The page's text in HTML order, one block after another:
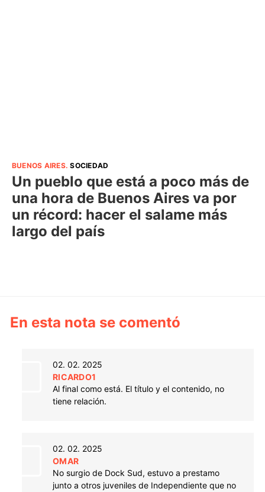
BUENOS AIRES.SOCIEDAD
Un pueblo que está a poco más de
una hora de Buenos Aires va por
un récord: hacer el salame más
largo del país
En esta nota se comentó
02. 02. 2025
RICARDO1
Al final como está. El título y el contenido, no
tiene relación.
02. 02. 2025
OMAR
No surgio de Dock Sud, estuvo a prestamo
junto a otros juveniles de Independiente que no